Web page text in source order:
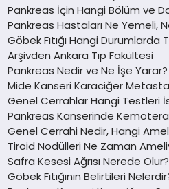
Pankreas İçin Hangi Bölüm ve
Pankreas Hastaları Ne Yemeli,
Göbek Fıtığı Hangi Durumlarda
Arşivden Ankara Tıp Fakültesi
Pankreas Nedir ve Ne İşe Yarar?
Mide Kanseri Karaciğer
Genel Cerrahlar Hangi Testleri
Pankreas Kanserinde
Genel Cerrahi Nedir, Hangi
Tiroid Nodülleri Ne Zaman
Safra Kesesi Ağrısı Nerede Olur?
Göbek Fıtığının Belirtileri